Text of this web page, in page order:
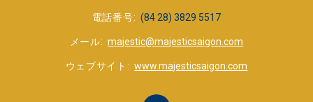
電話番号 (84 28) 3829 5517
メール majestic@majesticsaigon.com
ウェブサイト www.majesticsaigon.com